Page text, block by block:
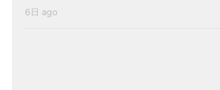
6日 ago